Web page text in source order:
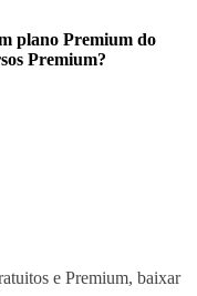
plano Premium do
Premium?
e Premium, baixar